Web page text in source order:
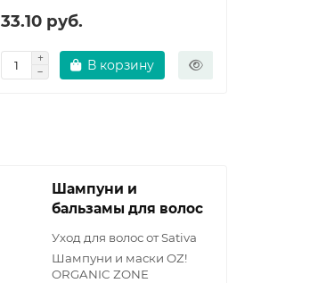
33.10 руб.
В корзину
Шампуни и
бальзамы для волос
Уход для волос от Sativa
Шампуни и маски OZ!
ORGANIC ZONE